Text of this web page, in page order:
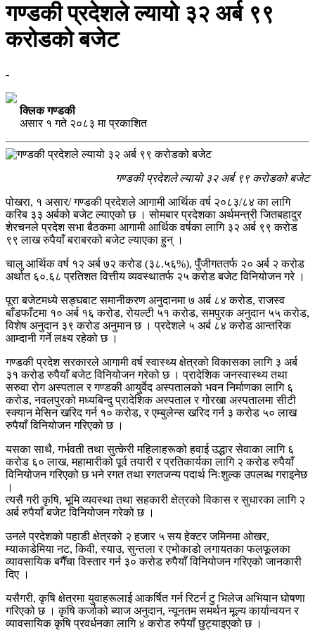
गण्डकी प्रदेशले ल्यायो ३२ अर्ब ९९
करोडको बजेट
-
क्लिक गण्डकी
असार १ गते २०८३ मा प्रकाशित
गण्डकी प्रदेशले ल्यायो ३२ अर्ब ९९ करोडको बजेट
पोखरा, १ असार/ गण्डकी प्रदेशले आगामी आर्थिक वर्ष २०८३/८४ का लागि
करिब ३३ अर्बको बजेट ल्याएको छ । सोमबार प्रदेशका अर्थमन्त्री जितबहादुर
शेरचनले प्रदेश सभा बैठकमा आगामी आर्थिक वर्षका लागि ३२ अर्ब ९९ करोड
९९ लाख रुपैयाँ बराबरको बजेट ल्याएका हुन् ।
चालु आर्थिक वर्ष १२ अर्ब ७२ करोड (३८.५६%), पुँजीगततर्फ २० अर्ब २ करोड
अर्थात ६०.६८ प्रतिशत वित्तीय व्यवस्थातर्फ २५ करोड बजेट विनियोजन गरे ।
पूरा बजेटमध्ये सङ्घबाट समानीकरण अनुदानमा ७ अर्ब ८४ करोड, राजस्व
बाँडफाँटमा १० अर्ब १६ करोड, रोयल्टी ५१ करोड, समपुरक अनुदान ५५ करोड,
विशेष अनुदान ३९ करोड अनुमान छ । प्रदेशले ५ अर्ब ८४ करोड आन्तरिक
आम्दानी गर्ने लक्ष्य रहेको छ ।
गण्डकी प्रदेश सरकारले आगामी वर्ष स्वास्थ्य क्षेत्रको विकासका लागि ३ अर्ब
३१ करोड रुपैयाँ बजेट विनियोजन गरेको छ । प्रादेशिक जनस्वास्थ्य तथा
सरुवा रोग अस्पताल र गण्डकी आयुर्वेद अस्पतालको भवन निर्माणका लागि ६
करोड, नवलपुरको मध्यबिन्दु प्रादेशिक अस्पताल र गोरखा अस्पतालमा सीटी
स्क्यान मेसिन खरिद गर्न १० करोड, र एम्बुलेन्स खरिद गर्न ३ करोड ५० लाख
रुपैयाँ विनियोजन गरिएको छ ।
यसका साथै, गर्भवती तथा सुत्केरी महिलाहरूको हवाई उद्धार सेवाका लागि ६
करोड ६० लाख, महामारीको पूर्व तयारी र प्रतिकार्यका लागि २ करोड रुपैयाँ
विनियोजन गरिएको छ भने रगत तथा रगतजन्य पदार्थ निःशुल्क उपलब्ध गराइनेछ
।
त्यसै गरी कृषि, भूमि व्यवस्था तथा सहकारी क्षेत्रको विकास र सुधारका लागि २
अर्ब रुपैयाँ बजेट विनियोजन गरेको छ ।
उनले प्रदेशको पहाडी क्षेत्रको २ हजार ५ सय हेक्टर जमिनमा ओखर,
म्याकाडेमिया नट, किवी, स्याउ, सुन्तला र एभोकाडो लगायतका फलफूलका
व्यावसायिक बगैँचा विस्तार गर्न ३० करोड रुपैयाँ विनियोजन गरिएको जानकारी
दिए ।
यसैगरी, कृषि क्षेत्रमा युवाहरूलाई आकर्षित गर्न रिटर्न टु भिलेज अभियान घोषणा
गरिएको छ । कृषि कर्जाको ब्याज अनुदान, न्यूनतम समर्थन मूल्य कार्यान्वयन र
व्यावसायिक कृषि प्रवर्धनका लागि ४ करोड रुपैयाँ छुट्याइएको छ ।